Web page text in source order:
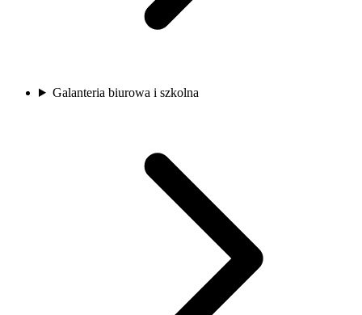
Galanteria biurowa i szkolna